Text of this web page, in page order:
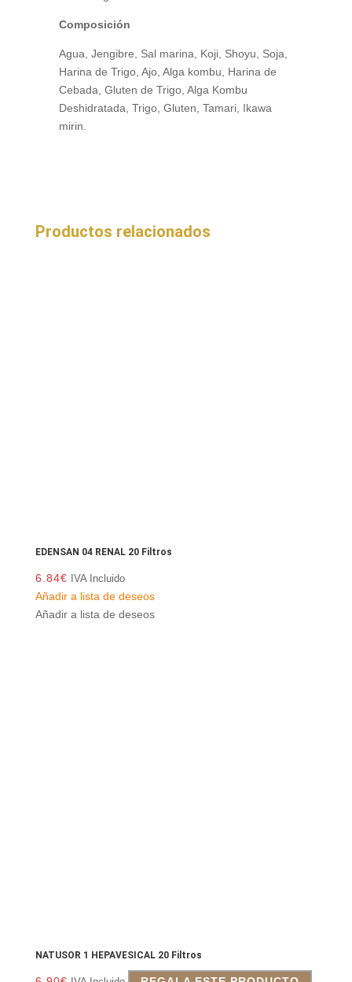
Composición
Agua, Jengibre, Sal marina, Koji, Shoyu, Soja,
Harina de Trigo, Ajo, Alga kombu, Harina de
Cebada, Gluten de Trigo, Alga Kombu
Deshidratada, Trigo, Gluten, Tamari, Ikawa
mirin.
Productos relacionados
EDENSAN 04 RENAL 20 Filtros
6.84€ IVA Incluido
Añadir a lista de deseos
Añadir a lista de deseos
NATUSOR 1 HEPAVESICAL 20 Filtros